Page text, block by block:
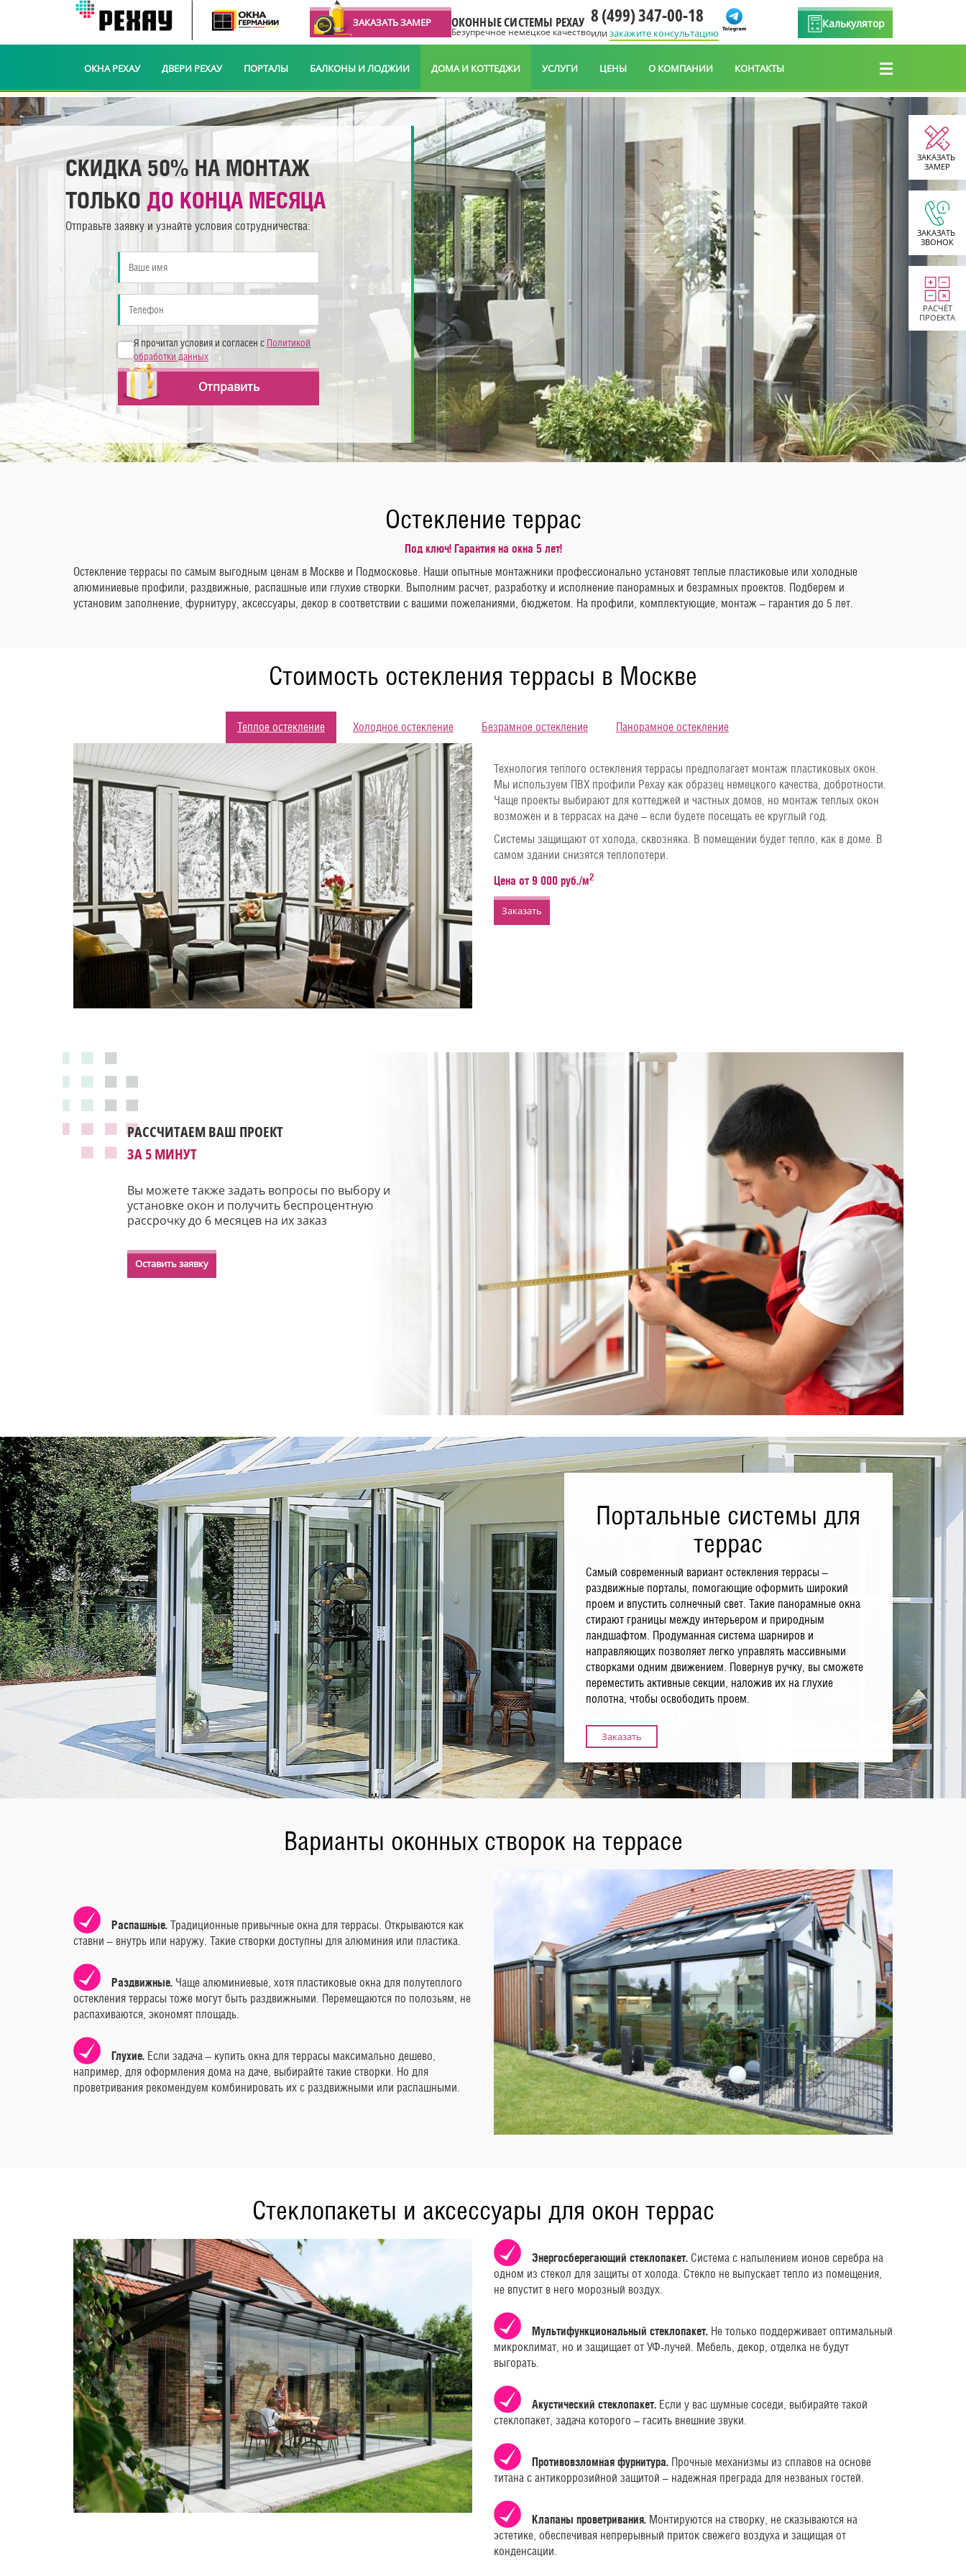
ЗАКАЗАТЬ ЗАМЕР ОКОННЫЕ СИСТЕМЫ РЕХАУ
Безупречное немецкое качество
8 (499) 347-00-18
илизакажите консультацию
Калькулятор
ОКНА РЕХАУ ДВЕРИ РЕХАУ ПОРТАЛЫ БАЛКОНЫ И ЛОДЖИИ ДОМА И КОТТЕДЖИ УСЛУГИ ЦЕНЫ О КОМПАНИИ КОНТАКТЫ
СКИДКА 50% НА МОНТАЖ
ТОЛЬКО ДО КОНЦА МЕСЯЦА
Отправьте заявку и узнайте условия сотрудничества:
Я прочитал условия и согласен с Политикой
обработки данных
Отправить
Остекление террас
Под ключ! Гарантия на окна 5 лет!
Остекление террасы по самым выгодным ценам в Москве и Подмосковье. Наши опытные монтажники профессионально установят теплые пластиковые или холодные
алюминиевые профили, раздвижные, распашные или глухие створки. Выполним расчет, разработку и исполнение панорамных и безрамных проектов. Подберем и
установим заполнение, фурнитуру, аксессуары, декор в соответствии с вашими пожеланиями, бюджетом. На профили, комплектующие, монтаж – гарантия до 5 лет.
Стоимость остекления террасы в Москве
Теплое остекление Холодное остекление Безрамное остекление Панорамное остекление
Технология теплого остекления террасы предполагает монтаж пластиковых окон.
Мы используем ПВХ профили Рехау как образец немецкого качества, добротности.
Чаще проекты выбирают для коттеджей и частных домов, но монтаж теплых окон
возможен и в террасах на даче – если будете посещать ее круглый год.
Системы защищают от холода, сквозняка. В помещении будет тепло, как в доме. В
самом здании снизятся теплопотери.
Цена от 9 000 руб./м2
Заказать
РАССЧИТАЕМ ВАШ ПРОЕКТ
ЗА 5 МИНУТ
Вы можете также задать вопросы по выбору и
установке окон и получить беспроцентную
рассрочку до 6 месяцев на их заказ
Оставить заявку
Портальные системы для
террас
Самый современный вариант остекления террасы –
раздвижные порталы, помогающие оформить широкий
проем и впустить солнечный свет. Такие панорамные окна
стирают границы между интерьером и природным
ландшафтом. Продуманная система шарниров и
направляющих позволяет легко управлять массивными
створками одним движением. Повернув ручку, вы сможете
переместить активные секции, наложив их на глухие
полотна, чтобы освободить проем.
Заказать
Варианты оконных створок на террасе
Распашные. Традиционные привычные окна для террасы. Открываются как
ставни – внутрь или наружу. Такие створки доступны для алюминия или пластика.
Раздвижные. Чаще алюминиевые, хотя пластиковые окна для полутеплого
остекления террасы тоже могут быть раздвижными. Перемещаются по полозьям, не
распахиваются, экономят площадь.
Глухие. Если задача – купить окна для террасы максимально дешево,
например, для оформления дома на даче, выбирайте такие створки. Но для
проветривания рекомендуем комбинировать их с раздвижными или распашными.
Стеклопакеты и аксессуары для окон террас
Энергосберегающий стеклопакет. Система с напылением ионов серебра на
одном из стекол для защиты от холода. Стекло не выпускает тепло из помещения,
не впустит в него морозный воздух.
Мультифункциональный стеклопакет. Не только поддерживает оптимальный
микроклимат, но и защищает от УФ-лучей. Мебель, декор, отделка не будут
выгорать.
Акустический стеклопакет. Если у вас шумные соседи, выбирайте такой
стеклопакет, задача которого – гасить внешние звуки.
Противовзломная фурнитура. Прочные механизмы из сплавов на основе
титана с антикоррозийной защитой – надежная преграда для незваных гостей.
Клапаны проветривания. Монтируются на створку, не сказываются на
эстетике, обеспечивая непрерывный приток свежего воздуха и защищая от
конденсации.
ЗАКАЗАТЬ
ЗАМЕР
ЗАКАЗАТЬ
ЗВОНОК
РАСЧЁТ
ПРОЕКТА